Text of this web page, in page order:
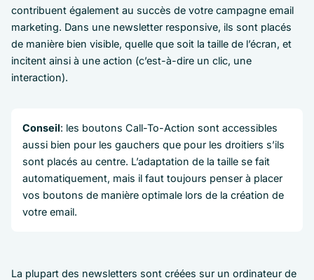
contribuent également au succès de votre campagne email
marketing. Dans une newsletter responsive, ils sont placés
de manière bien visible, quelle que soit la taille de l’écran, et
incitent ainsi à une action (c’est-à-dire un clic, une
interaction).
Conseil: les boutons Call-To-Action sont accessibles
aussi bien pour les gauchers que pour les droitiers s’ils
sont placés au centre. L’adaptation de la taille se fait
automatiquement, mais il faut toujours penser à placer
vos boutons de manière optimale lors de la création de
votre email.
La plupart des newsletters sont créées sur un ordinateur de